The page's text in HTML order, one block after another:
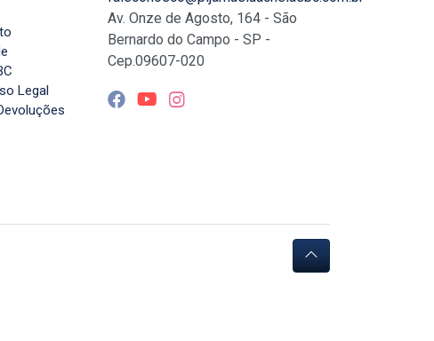
Av. Onze de Agosto, 164 - São
Bernardo do Campo - SP -
Cep.09607-020
Legal